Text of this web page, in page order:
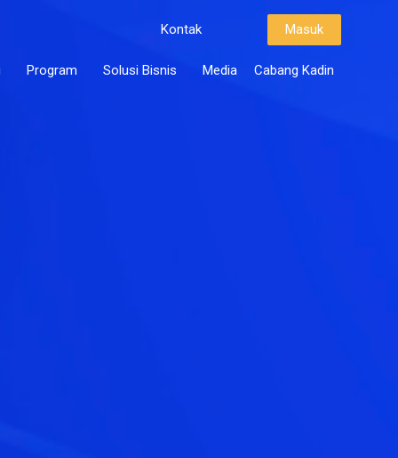
Kontak Masuk
Program Solusi Bisnis Media Cabang Kadin